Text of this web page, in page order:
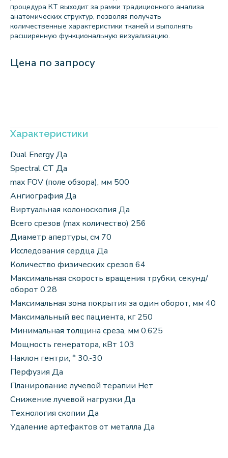
процедура КТ выходит за рамки традиционного анализа
анатомических структур, позволяя получать
количественные характеристики тканей и выполнять
расширенную функциональную визуализацию.
Цена по запросу
Характеристики
Dual Energy Да
Spectral CT Да
max FOV (поле обзора), мм 500
Ангиография Да
Виртуальная колоноскопия Да
Всего срезов (max количество) 256
Диаметр апертуры, см 70
Исследования сердца Да
Количество физических срезов 64
Максимальная cкорость вращения трубки, секунд/
оборот 0.28
Максимальная зона покрытия за один оборот, мм 40
Максимальный вес пациента, кг 250
Минимальная толщина среза, мм 0.625
Мощность генератора, кВт 103
Наклон гентри, ° 30.-30
Перфузия Да
Планирование лучевой терапии Нет
Снижение лучевой нагрузки Да
Технология скопии Да
Удаление артефактов от металла Да